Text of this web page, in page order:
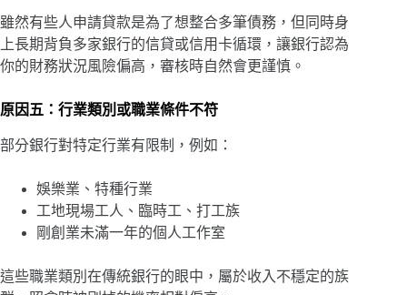
雖然有些人申請貸款是為了想整合多筆債務，但同時身
上長期背負多家銀行的信貸或信用卡循環，讓銀行認為
你的財務狀況風險偏高，審核時自然會更謹慎。
原因五：行業類別或職業條件不符
部分銀行對特定行業有限制，例如：
娛樂業、特種行業
工地現場工人、臨時工、打工族
剛創業未滿一年的個人工作室
這些職業類別在傳統銀行的眼中，屬於收入不穩定的族